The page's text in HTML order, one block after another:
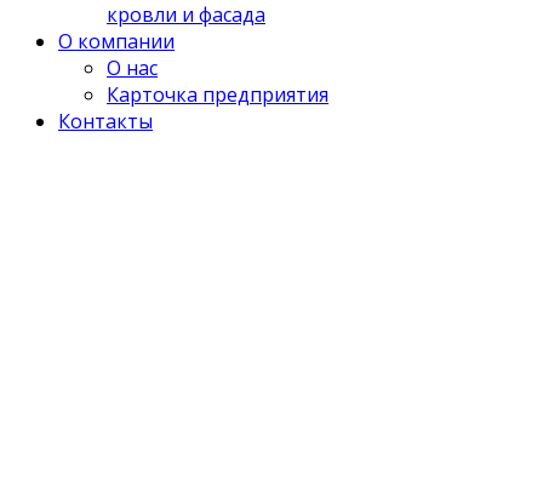
кровли и фасада
О компании
О нас
Карточка предприятия
Контакты